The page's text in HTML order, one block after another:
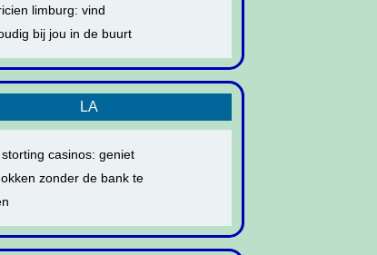
limburg: vind
bij jou in de buurt
LA
casinos: geniet
zonder de bank te